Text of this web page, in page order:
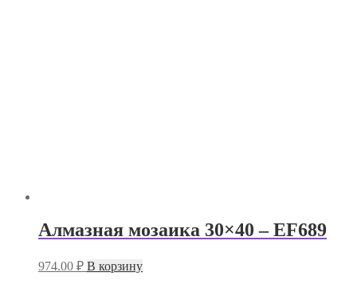
Алмазная мозаика 30×40 – EF689
974.00 ₽ В корзину